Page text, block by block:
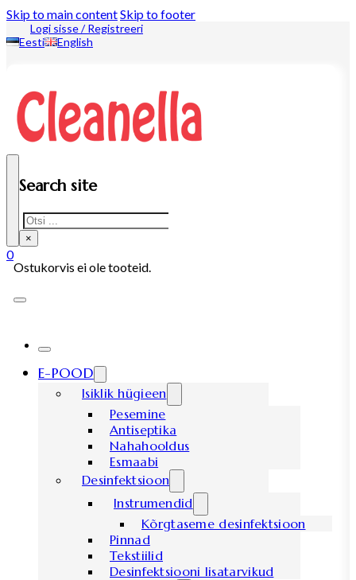
Skip to main contentSkip to footer
Logi sisse / Registreeri
Eesti
English
Search site
Search
×
0
Ostukorvis ei ole tooteid.
E-POOD
Isiklik hügieen
Pesemine
Antiseptika
Nahahooldus
Esmaabi
Desinfektsioon
Instrumendid
Kõrgtaseme desinfektsioon
Pinnad
Tekstiilid
Desinfektsiooni lisatarvikud